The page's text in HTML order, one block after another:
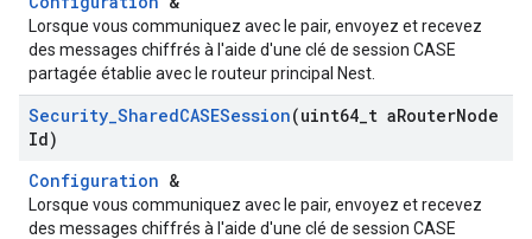
Lorsque vous communiquez avec le pair, envoyez et recevez
des messages chiffrés à l'aide d'une clé de session CASE
partagée établie avec le routeur principal Nest.
Security_SharedCASESession(uint64 t aRouterNode
Id)
Configuration &
Lorsque vous communiquez avec le pair, envoyez et recevez
des messages chiffrés à l'aide d'une clé de session CASE